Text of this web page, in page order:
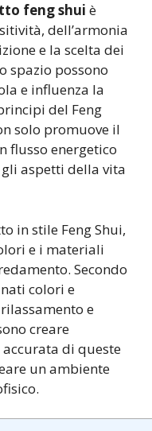
feng shui è
dell’armonia
e la scelta dei
spazio possono
e influenza la
del Feng
solo promuove il
flusso energetico
aspetti della vita
in stile Feng Shui,
e i materiali
Secondo
colori e
e
creare
accurata di queste
un ambiente